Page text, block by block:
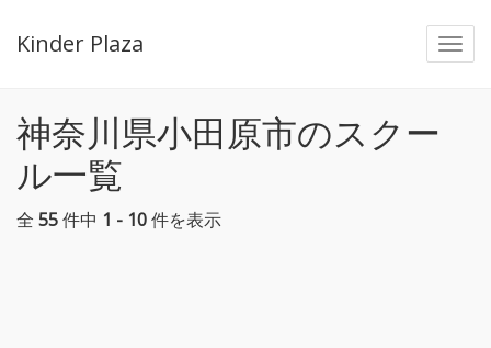
Kinder Plaza
神奈川県小田原市のスクー
ル一覧
全 55件中 1 - 10件を表示